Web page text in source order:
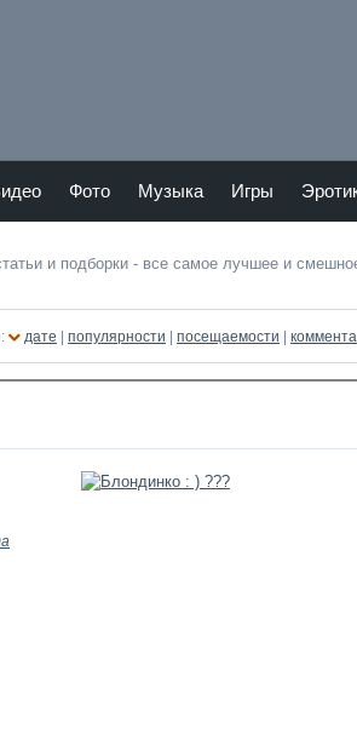
as.ru
Twitte
Фото Музыка Игры
и подборки - все самое лучшее и
дате | популярности | посещаемости |